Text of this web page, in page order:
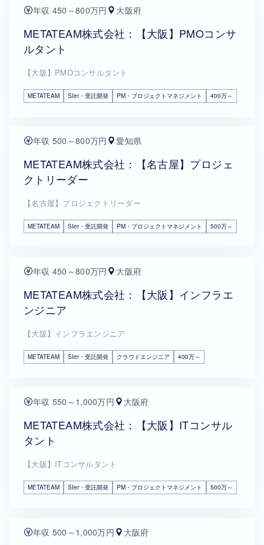
年収 450～800万円 大阪府
METATEAM株式会社：【大阪】PMOコンサ
ルタント
【大阪】PMOコンサルタント
METATEAM SIer・受託開発 PM・プロジェクトマネジメント 400万～
年収 500～800万円 愛知県
METATEAM株式会社：【名古屋】プロジェ
クトリーダー
【名古屋】プロジェクトリーダー
METATEAM SIer・受託開発 PM・プロジェクトマネジメント 500万～
年収 450～800万円 大阪府
METATEAM株式会社：【大阪】インフラエ
ンジニア
【大阪】インフラエンジニア
METATEAM SIer・受託開発 クラウドエンジニア 400万～
年収 550～1,000万円 大阪府
METATEAM株式会社：【大阪】ITコンサル
タント
【大阪】ITコンサルタント
METATEAM SIer・受託開発 PM・プロジェクトマネジメント 500万～
年収 500～1,000万円 大阪府